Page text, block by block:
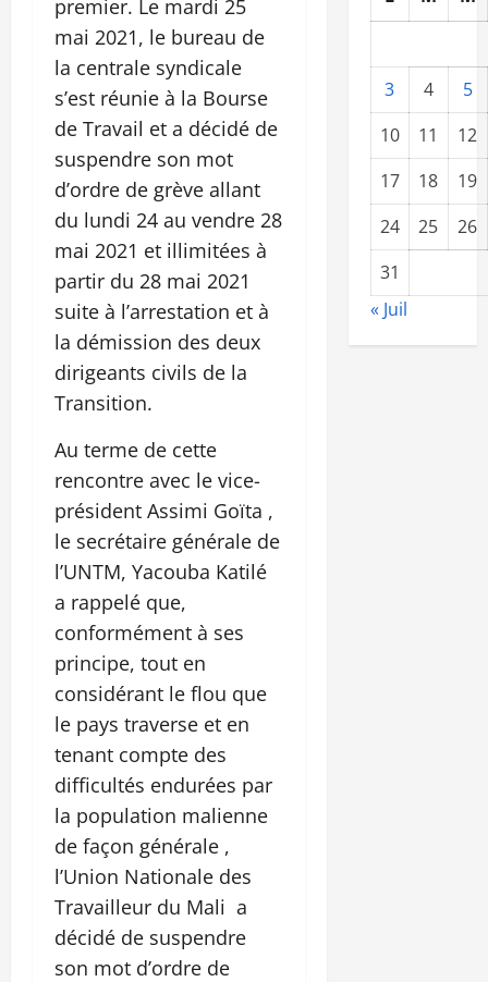
premier. Le mardi 25
mai 2021, le bureau de
la centrale syndicale
s’est réunie à la Bourse
de Travail et a décidé de
suspendre son mot
d’ordre de grève allant
du lundi 24 au vendre 28
mai 2021 et illimitées à
partir du 28 mai 2021
suite à l’arrestation et à
la démission des deux
dirigeants civils de la
Transition.
Au terme de cette
rencontre avec le vice-
président Assimi Goïta ,
le secrétaire générale de
l’UNTM, Yacouba Katilé
a rappelé que,
conformément à ses
principe, tout en
considérant le flou que
le pays traverse et en
tenant compte des
difficultés endurées par
la population malienne
de façon générale ,
l’Union Nationale des
Travailleur du Mali a
décidé de suspendre
son mot d’ordre de
3 4
5
10
11
12
17
18
19
24
25
26
31
« Juil